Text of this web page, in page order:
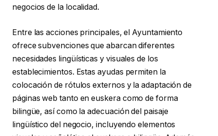
negocios de la localidad.
Entre las acciones principales, el Ayuntamiento
ofrece subvenciones que abarcan diferentes
necesidades lingüísticas y visuales de los
establecimientos. Estas ayudas permiten la
colocación de rótulos externos y la adaptación de
páginas web tanto en euskera como de forma
bilingüe, así como la adecuación del paisaje
lingüístico del negocio, incluyendo elementos